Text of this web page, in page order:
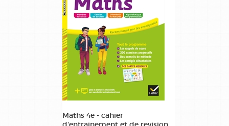
Maths 4e - cahier